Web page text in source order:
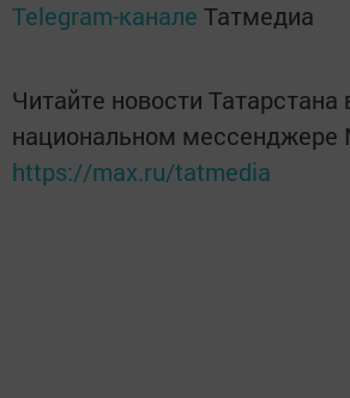
Telegram-канале Татмедиа
Читайте новости Татарстана
национальном мессенджере
https://max.ru/tatmedia